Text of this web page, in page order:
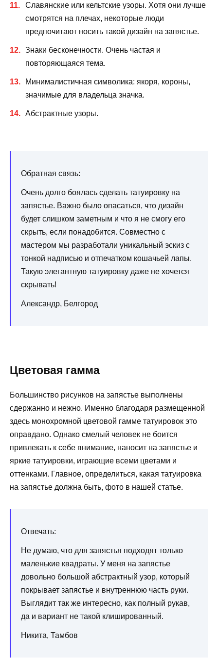
Славянские или кельтские узоры. Хотя они лучше
смотрятся на плечах, некоторые люди
предпочитают носить такой дизайн на запястье.
Знаки бесконечности. Очень частая и
повторяющаяся тема.
Минималистичная символика: якоря, короны,
значимые для владельца значка.
Абстрактные узоры.
Обратная связь:
Очень долго боялась сделать татуировку на
запястье. Важно было опасаться, что дизайн
будет слишком заметным и что я не смогу его
скрыть, если понадобится. Совместно с
мастером мы разработали уникальный эскиз с
тонкой надписью и отпечатком кошачьей лапы.
Такую элегантную татуировку даже не хочется
скрывать!
Александр, Белгород
Цветовая гамма
Большинство рисунков на запястье выполнены
сдержанно и нежно. Именно благодаря размещенной
здесь монохромной цветовой гамме татуировок это
оправдано. Однако смелый человек не боится
привлекать к себе внимание, наносит на запястье и
яркие татуировки, играющие всеми цветами и
оттенками. Главное, определиться, какая татуировка
на запястье должна быть, фото в нашей статье.
Отвечать:
Не думаю, что для запястья подходят только
маленькие квадраты. У меня на запястье
довольно большой абстрактный узор, который
покрывает запястье и внутреннюю часть руки.
Выглядит так же интересно, как полный рукав,
да и вариант не такой клишированный.
Никита, Тамбов